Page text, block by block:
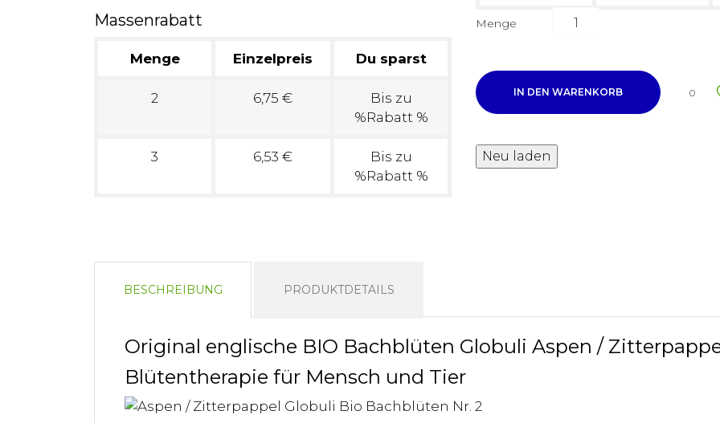
Massenrabatt
Menge Einzelpreis Du sparst
2 6,75 €
Bis zu
%Rabatt %
3 6,53 €
Bis zu
%Rabatt %
Menge
IN DEN WARENKORB 0
BESCHREIBUNG PRODUKTDETAILS
Original englische BIO Bachblüten Globuli Aspen /
Blütentherapie für Mensch und Tier